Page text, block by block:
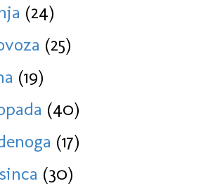
(24)
(25)
(19)
(40)
(17)
(30)